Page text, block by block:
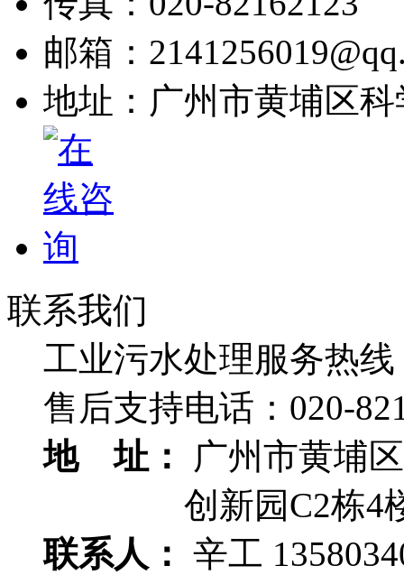
邮箱：
地址：广州市黄埔区
联系我们
工业污水处理服务热线
售后支持电话： 020-
地 址：
广州市黄埔
创新园C2栋4
联系人： 辛工